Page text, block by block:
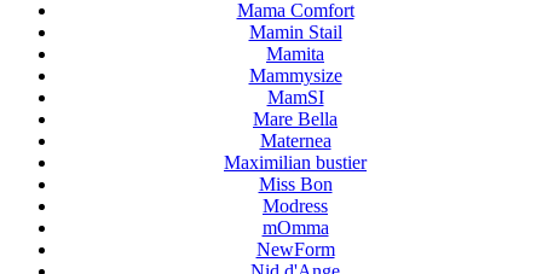
Mama Comfort
Mamin Stail
Mamita
Mammysize
MamSI
Mare Bella
Maternea
Maximilian bustier
Miss Bon
Modress
mOmma
NewForm